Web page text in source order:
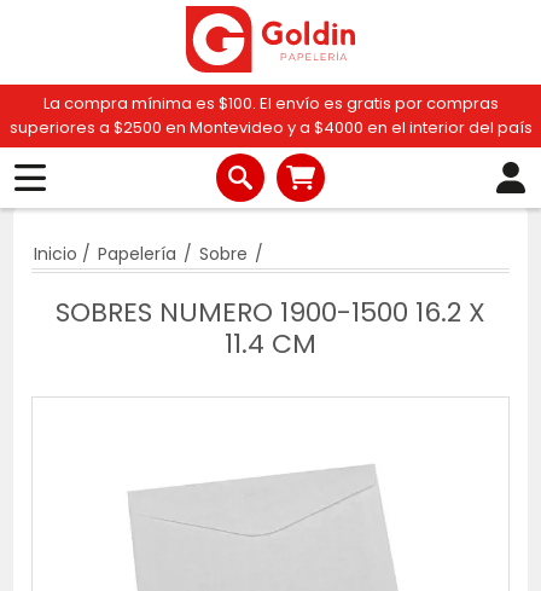
La compra mínima es $100. El envío es gratis por compras
superiores a $2500 en Montevideo y a $4000 en el interior del país
Inicio / Papelería / Sobre /
SOBRES NUMERO 1900-1500 16.2 X
11.4 CM